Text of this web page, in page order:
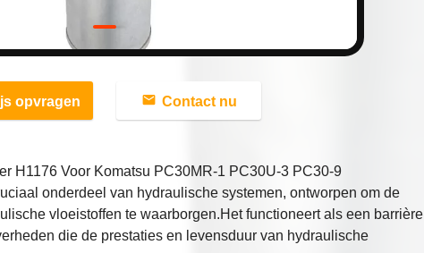
opvragen Contact nu
H1176 Voor Komatsu PC30MR-1 PC30U-3 PC30-9
onderdeel van hydraulische systemen, ontworpen om de
vloeistoffen te waarborgen.Het functioneert als een barrière
die de prestaties en levensduur van hydraulische